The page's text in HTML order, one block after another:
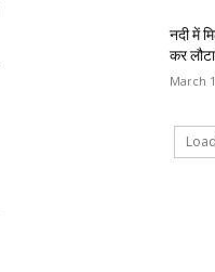
नदी में
कर
March